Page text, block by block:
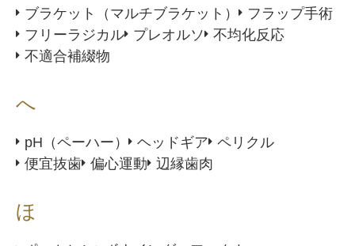
ブラケット（マルチブラケット）
フラップ手術
フリーラジカル プレオルソ
不均化反応
不適合補綴物
へ
pH（ペーハー） ヘッドギア ペリクル
便宜抜歯 偏心運動 辺縁歯肉
ほ